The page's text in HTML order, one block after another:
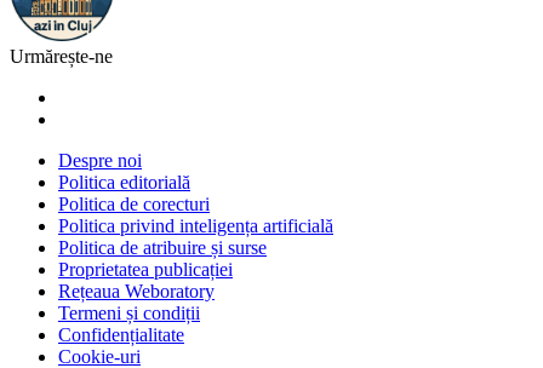
Urmărește-ne
Despre noi
Politica editorială
Politica de corecturi
Politica privind inteligența artificială
Politica de atribuire și surse
Proprietatea publicației
Rețeaua Weboratory
Termeni și condiții
Confidențialitate
Cookie-uri